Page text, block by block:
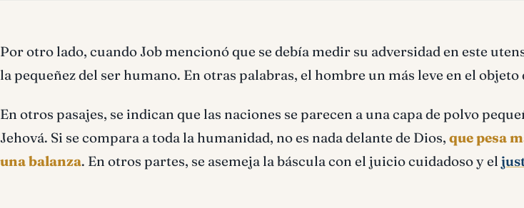
Por otro lado, cuando Job mencionó que se debía medir su adversidad en este
la pequeñez del ser humano. En otras palabras, el hombre un más leve en el
En otros pasajes, se indican que las naciones se parecen a una capa de polvo
Jehová. Si se compara a toda la humanidad, no es nada delante de Dios, que pesa
una balanza. En otros partes, se asemeja la báscula con el juicio cuidadoso y el